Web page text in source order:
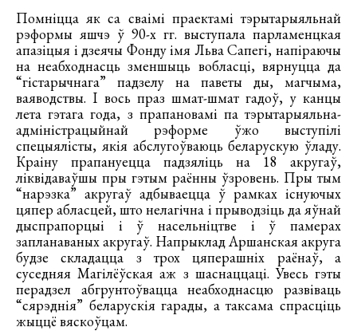
Помніцца як са сваімі праектамі тэрытарыяльнай
рэформы яшчэ ў 90-х гг. выступала парламенцкая
апазіцыя і дзеячы Фонду імя Льва Сапегі, напіраючы
на неабходнасць зменшыць вобласці, вярнуцца да
“гістарычнага” падзелу на паветы ды, магчыма,
ваяводствы. І вось праз шмат-шмат гадоў, у канцы
лета гэтага года, з прапановамі па тэрытарыяльна-
адміністрацыйнай рэформе ўжо выступілі
спецыялісты, якія абслугоўваюць беларускую ўладу.
Краіну прапануецца падзяліць на 18 акругаў,
ліквідаваўшы пры гэтым раённы ўзровень. Пры тым
“нарэзка” акругаў адбываецца ў рамках існуючых
цяпер абласцей, што нелагічна і прыводзіць да яўнай
дыспрапорцыі і ў насельніцтве і ў памерах
запланаваных акругаў. Напрыклад Аршанская акруга
будзе складацца з трох цяперашніх раёнаў, а
суседняя Магілёўская аж з шаснаццаці. Увесь гэты
перадзел абгрунтоўвацца неабходнасцю развіваць
“сярэднія” беларускія гарады, а таксама спрасціць
жыццё вяскоўцам.